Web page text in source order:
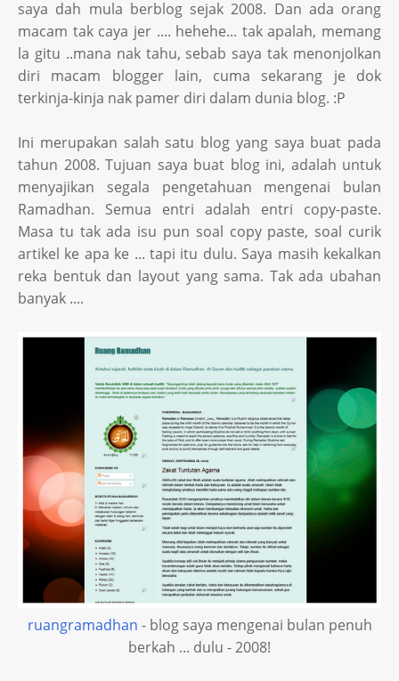
saya dah mula berblog sejak 2008. Dan ada orang
macam tak caya jer .... hehehe... tak apalah, memang
la gitu ..mana nak tahu, sebab saya tak menonjolkan
diri macam blogger lain, cuma sekarang je dok
terkinja-kinja nak pamer diri dalam dunia blog. :P
Ini merupakan salah satu blog yang saya buat pada
tahun 2008. Tujuan saya buat blog ini, adalah untuk
menyajikan segala pengetahuan mengenai bulan
Ramadhan. Semua entri adalah entri copy-paste.
Masa tu tak ada isu pun soal copy paste, soal curik
artikel ke apa ke ... tapi itu dulu. Saya masih kekalkan
reka bentuk dan layout yang sama. Tak ada ubahan
banyak ....
ruangramadhan - blog saya mengenai bulan penuh
berkah ... dulu - 2008!